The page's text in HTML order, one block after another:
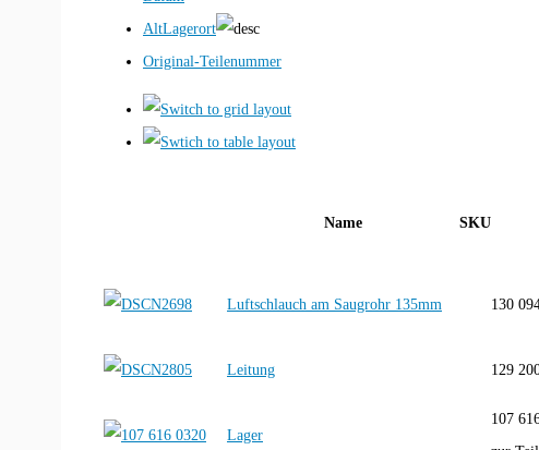
AltLagerort
Original-Teilenummer
Name SKU
Luftschlauch am Saugrohr 135mm 130
Leitung 129
Lager
107